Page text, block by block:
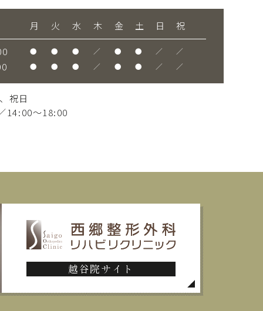
月 火 水 木 金 土 日
祝
● ● ● ／ ● ● ／ ／
● ● ● ／ ● ● ／ ／
祝日
14:00～18:00
越谷院サイト